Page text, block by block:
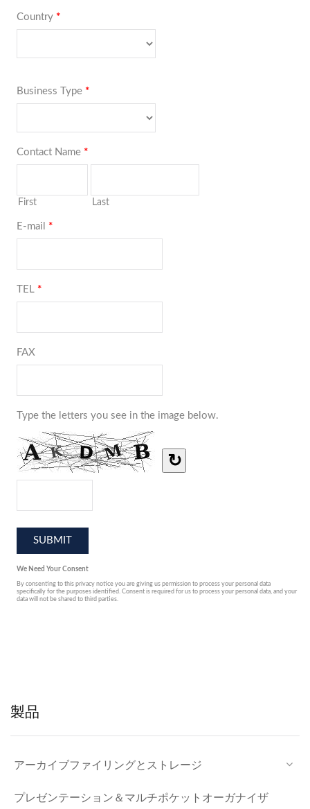
製品
アーカイブファイリングとストレージ
プレゼンテーション＆マルチポケットオーガナイザ